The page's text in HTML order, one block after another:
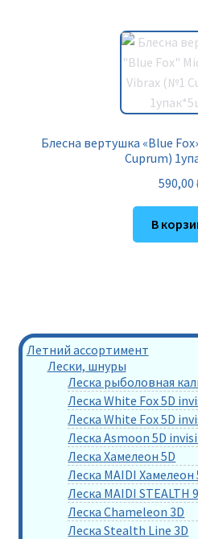
Блесна вертушка «Blue
Cuprum)
590,00
В
Летний ассортимент
Лески, шнуры
Леска рыболовная
Леска White Fox 5D
Леска White Fox 5D
Леска Asmoon 5D
Леска Хамелеон 5D
Леска MAIDI Хамелеон
Леска MAIDI STEALTH
Леска Chameleon 3D
Леска Stealth Line 3D